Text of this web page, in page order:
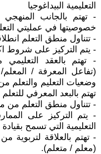
التعليمية البيداغوجيا
- تهتم بالجانب
خصوصيتها في عمليتي
- تتناول منطق التعلم
- يتم التركيز على شروط
- تهتم بالعقد التعليمي
(تفاعل المعرفة /
وضعيات التعليم والتعلم
تهتم بالبعد المعرفي
- تتناول منطق التعلم
- يتم التركيز على
التعليمية التي تسمح
- تهتم بالعلاقة لتربوية
(معلم / متعلم).